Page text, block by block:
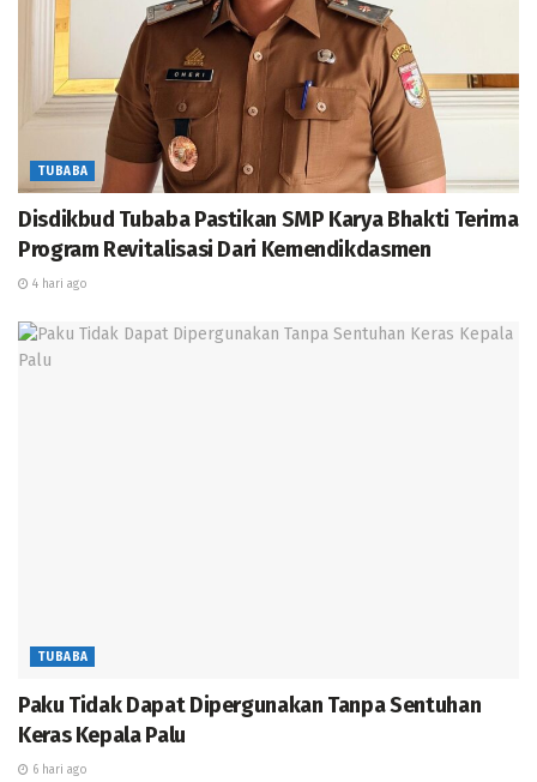
rombongan Gubernur Lampung tersebut langsung
bertolak kembali ke Bandar Lampung.
TUBABA
Disdikbud Tubaba Pastikan SMP Karya Bhakti Terima
Program Revitalisasi Dari Kemendikdasmen
4 hari ago
TUBABA
Paku Tidak Dapat Dipergunakan Tanpa Sentuhan
Keras Kepala Palu
6 hari ago